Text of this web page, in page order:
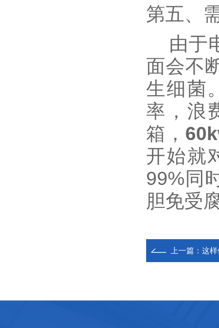
第五、
由于
面会不
生细菌
率，浪
箱，
开始就
99%同
胆免受
上一篇： 这